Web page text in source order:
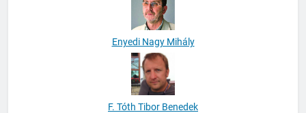
Enyedi Nagy Mihály
F. Tóth Tibor Benedek